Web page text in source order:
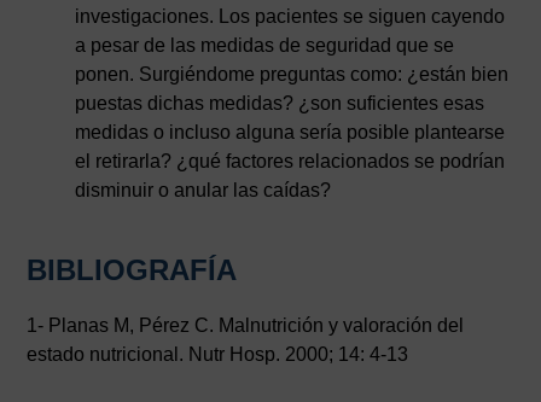
investigaciones. Los pacientes se siguen cayendo
a pesar de las medidas de seguridad que se
ponen. Surgiéndome preguntas como: ¿están bien
puestas dichas medidas? ¿son suficientes esas
medidas o incluso alguna sería posible plantearse
el retirarla? ¿qué factores relacionados se podrían
disminuir o anular las caídas?
BIBLIOGRAFÍA
1- Planas M, Pérez C. Malnutrición y valoración del
estado nutricional. Nutr Hosp. 2000; 14: 4-13